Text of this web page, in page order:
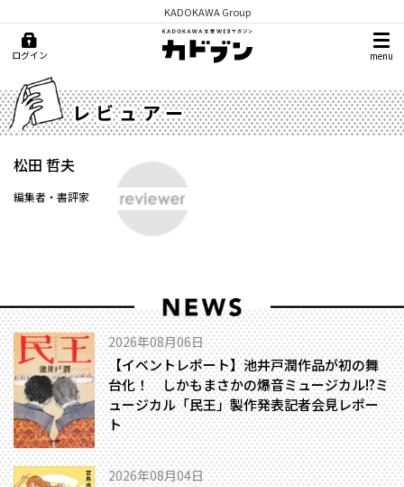
KADOKAWA Group
ログイン menu
レビュアー
松田 哲夫
編集者・書評家
2026年08月06日
【イベントレポート】池井戸潤作品が初の舞
台化！ しかもまさかの爆音ミュージカル!?――ミ
ュージカル「民王」製作発表記者会見レポー
ト
2026年08月04日